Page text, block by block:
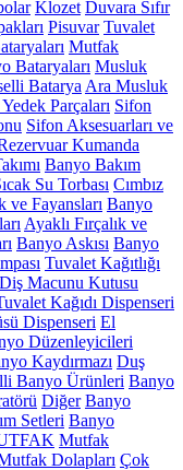
Klozet Duvara Sıfır
Pisuvar Tuvalet
Mutfak
Bataryaları Musluk
Batarya Ara Musluk
Parçaları Sifon
Sifon Aksesuarları ve
Kumanda
Banyo Bakım
Su Torbası Cımbız
ve Fayansları Banyo
Ayaklı Fırçalık ve
Banyo Askısı Banyo
Tuvalet Kağıtlığı
Diş Macunu Kutusu
Kağıdı Dispenseri
Dispenseri El
Düzenleyicileri
Kaydırmazı Duş
Banyo Ürünleri Banyo
Diğer Banyo
Setleri Banyo
Mutfak
Dolapları Çok